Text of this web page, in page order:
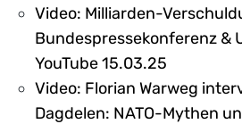
Video: Milliarden-
Bundespressekonferenz &
YouTube 15.03.25
Video: Florian Warweg
Dagdelen: NATO-Mythen